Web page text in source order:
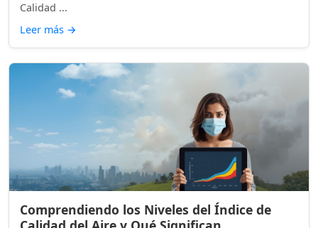
Calidad ...
Leer más →
Comprendiendo los Niveles del Índice de